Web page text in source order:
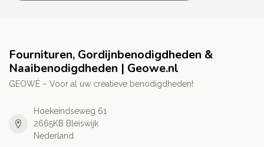
Fournituren, Gordijnbenodigdheden &
Naaibenodigdheden | Geowe.nl
GEOWÉ – Voor al uw creatieve benodigdheden!
Hoekeindseweg 61
2665KB Bleiswijk
Nederland